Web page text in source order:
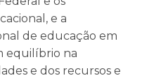
e a
de educação em
equilíbrio na
e dos recursos e